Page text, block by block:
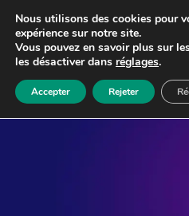
Nous utilisons des cookies pour
expérience sur notre site.
Vous pouvez en savoir plus sur
les désactiver dans réglages.
Accepter Rejeter